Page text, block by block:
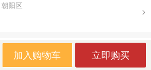
阳区
加入购物车 立即购买